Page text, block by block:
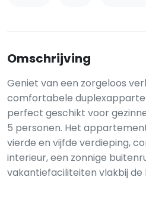
Omschrijving
Geniet van een zorgeloos
comfortabele
perfect geschikt voor
5 personen. Het
vierde en vijfde verdieping,
interieur, een zonnige
vakantiefaciliteiten vlakbij de